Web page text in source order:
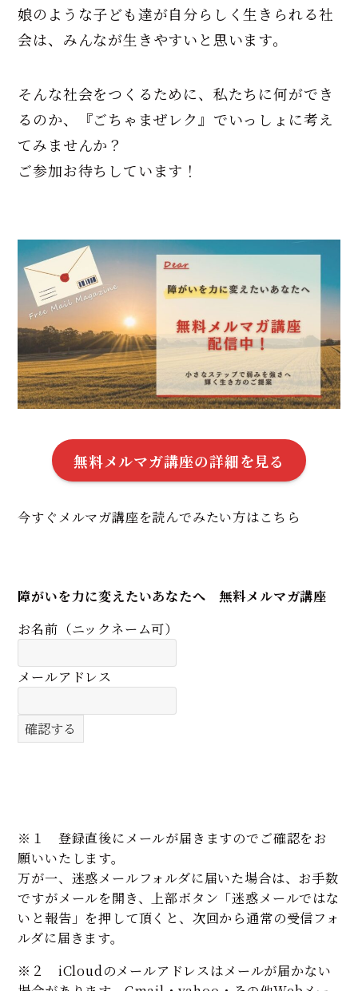
娘のような子ども達が自分らしく生きられる社
会は、みんなが生きやすいと思います。
そんな社会をつくるために、私たちに何ができ
るのか、『ごちゃまぜレク』でいっしょに考え
てみませんか？
ご参加お待ちしています！
無料メルマガ講座の詳細を見る
今すぐメルマガ講座を読んでみたい方はこちら
障がいを力に変えたいあなたへ 無料メルマガ講座
お名前（ニックネーム可）
メールアドレス
※１ 登録直後にメールが届きますのでご確認をお
願いいたします。
万が一、迷惑メールフォルダに届いた場合は、お手数
ですがメールを開き、上部ボタン「迷惑メールではな
いと報告」を押して頂くと、次回から通常の受信フォ
ルダに届きます。
※２ iCloudのメールアドレスはメールが届かない